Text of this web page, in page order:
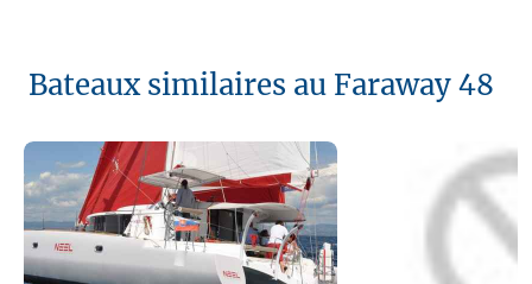
Bateaux similaires au Faraway 48